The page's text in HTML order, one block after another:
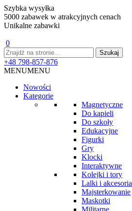
Szybka wysyłka
5000 zabawek w atrakcyjnych cenach
Unikalne zabawki
0
+48 798-857-876
MENUMENU
Nowości
Kategorie
Magnetyczne
Do kąpieli
Do szkoły
Edukacyjne
Figurki
Gry
Klocki
Interaktywne
Kolejki i tory
Lalki i akcesoria
Majsterkowanie
Maskotki
Militarne